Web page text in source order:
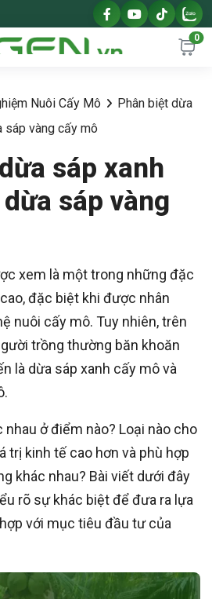
0
Nuôi Cấy Mô
Phân biệt dừa
sáp vàng cấy mô
sáp xanh
sáp vàng
xem là một trong những đặc
đặc biệt khi được nhân
nuôi cấy mô. Tuy nhiên, trên
trồng thường băn khoăn
là dừa sáp xanh cấy mô và
nhau ở điểm nào? Loại nào cho
trị kinh tế cao hơn và phù hợp
khác nhau? Bài viết dưới đây
rõ sự khác biệt để đưa ra lựa
với mục tiêu đầu tư của